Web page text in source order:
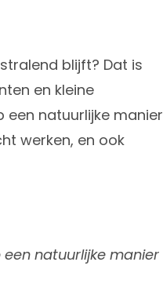
blijft? Dat is
en kleine
een natuurlijke manier
werken, en ook
natuurlijke manier